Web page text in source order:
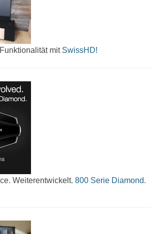
mitSwissHD!
Weiterentwickelt. 800 Serie Diamond.